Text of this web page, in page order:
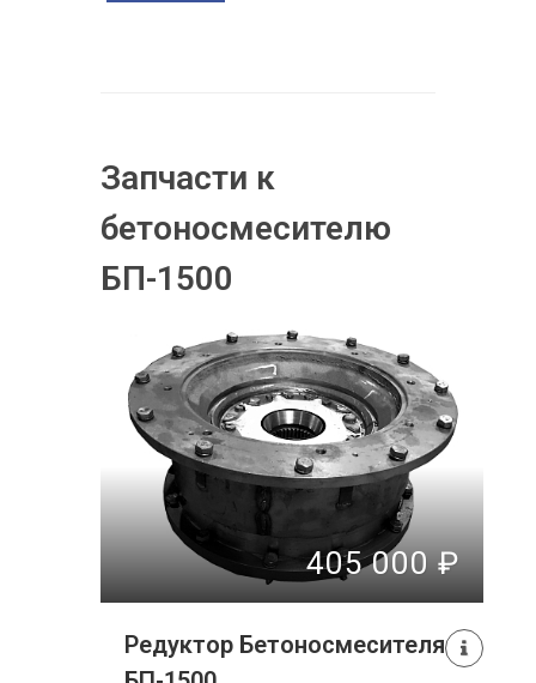
Запчасти к
бетоносмесителю
БП-1500
405 000 ₽
Редуктор Бетоносмесителя